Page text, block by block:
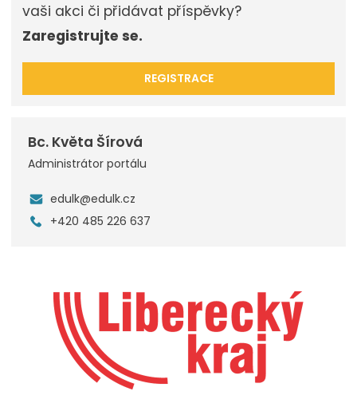
vaši akci či přidávat příspěvky?
Zaregistrujte se.
REGISTRACE
Bc. Květa Šírová
Administrátor portálu
edulk@edulk.cz
+420 485 226 637